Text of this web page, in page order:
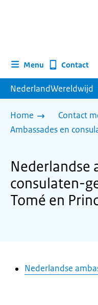
Menu Contact
NederlandWereldwijd
Home
Contact
Ambassades en
Nederlandse
consulaten-
Tomé en
Nederlandse